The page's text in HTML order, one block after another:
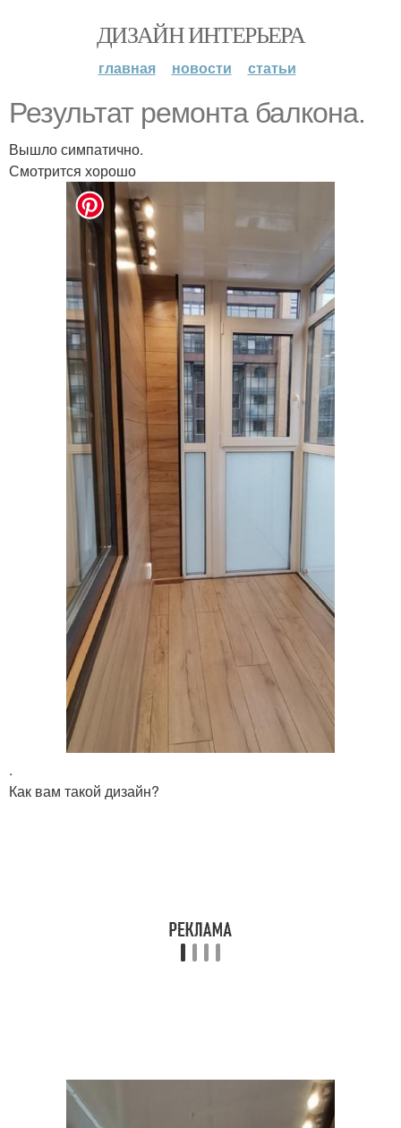
ДИЗАЙН ИНТЕРЬЕРА
главная новости статьи
Результат ремонта балкона.
Вышло симпатично.
Смотрится хорошо
.
Как вам такой дизайн?